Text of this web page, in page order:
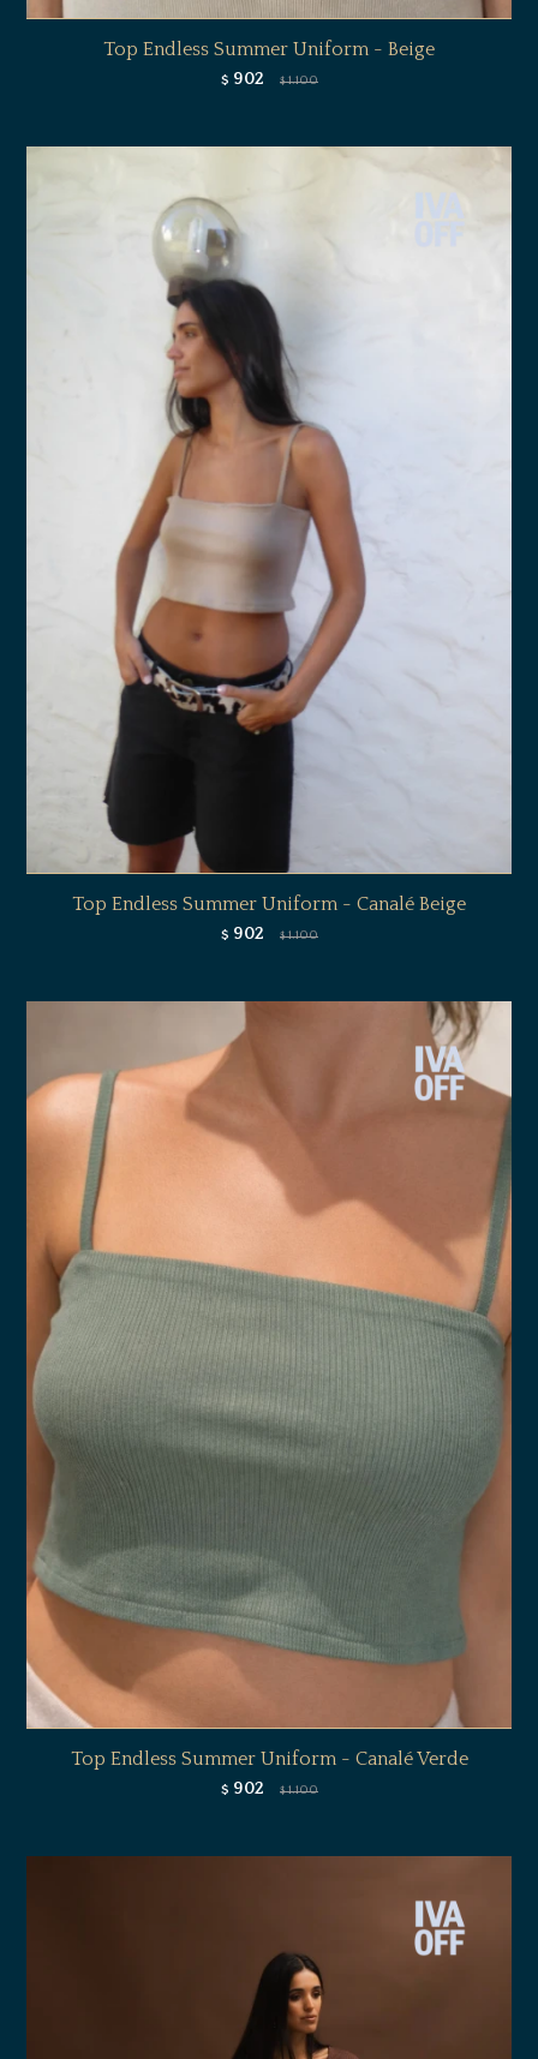
Top Endless Summer Uniform - Beige
$ 902 $ 1.100
Top Endless Summer Uniform - Canalé Beige
$ 902 $ 1.100
Top Endless Summer Uniform - Canalé Verde
$ 902 $ 1.100